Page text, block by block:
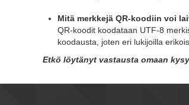
Mitä merkkejä QR-koodiin voi
QR-koodit koodataan UTF-8
koodausta, joten eri lukijoilla
Etkö löytänyt vastausta omaan